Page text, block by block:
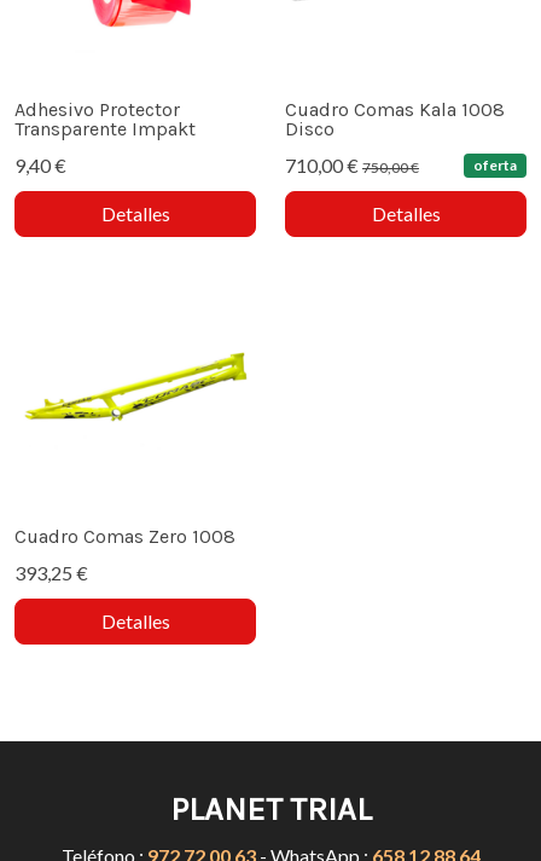
Adhesivo Protector
Transparente Impakt
9,40 €
Detalles
Cuadro Comas Kala 1008
Disco
710,00 € 750,00 € oferta
Detalles
Cuadro Comas Zero 1008
393,25 €
Detalles
PLANET TRIAL
Teléfono : 972 72 00 63- WhatsApp : 658 12 88 64